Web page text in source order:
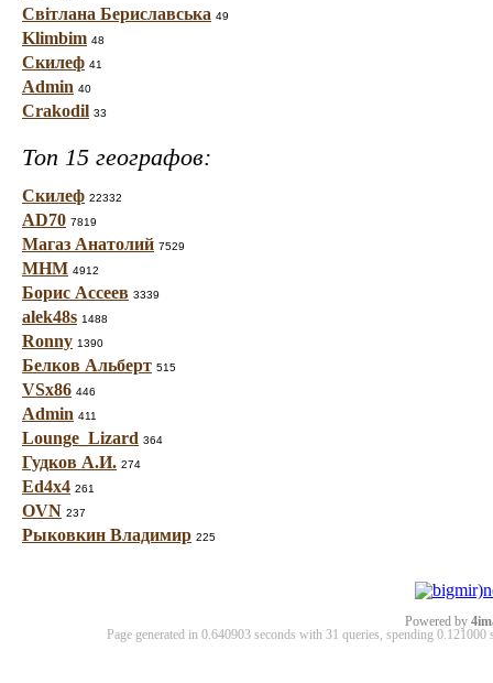
Світлана Бериславська 49
Klimbim 48
Скилеф 41
Admin 40
Crakodil 33
Топ 15 географов:
Скилеф 22332
AD70 7819
Магаз Анатолий 7529
МНМ 4912
Борис Ассеев 3339
alek48s 1488
Ronny 1390
Белков Альберт 515
VSx86 446
Admin 411
Lounge_Lizard 364
Гудков А.И. 274
Ed4x4 261
OVN 237
Рыковкин Владимир 225
Powered by
Page generated in 0.640903 seconds with 31 queries, spending